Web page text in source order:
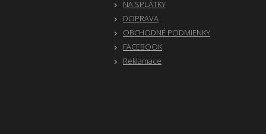
NA SPLÁTKY
DOPRAVA
OBCHODNÉ PODMIENKY
FACEBOOK
Reklamace